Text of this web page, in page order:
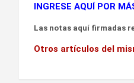
INGRESE AQUÍ POR
Las notas aquí firmadas
Otros artículos del